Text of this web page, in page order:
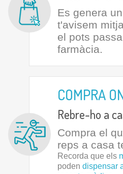
Es genera
t'avisem
el pots
farmàcia.
COMPRA
Rebre-ho a
Compra el
reps a casa
Recorda que els
poden dispensar